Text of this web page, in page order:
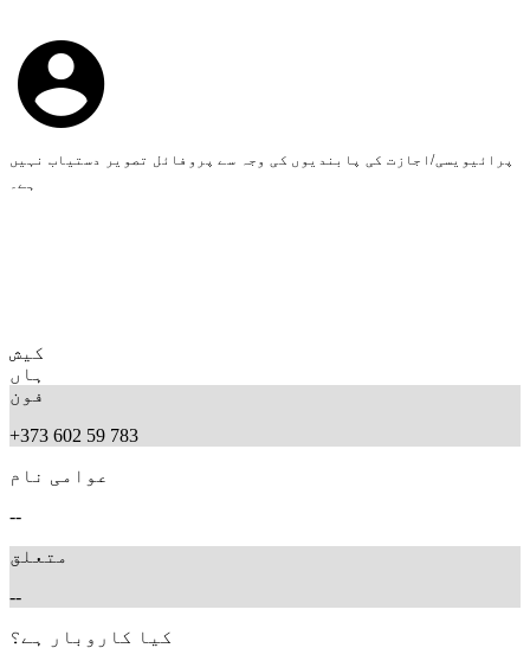
پرائیویسی/اجازت کی پابندیوں کی وجہ سے پروفائل تصویر دستیاب نہیں
ہے۔
کیش
ہاں
فون
+373 602 59 783
عوامی نام
--
متعلق
--
کیا کاروبار ہے؟